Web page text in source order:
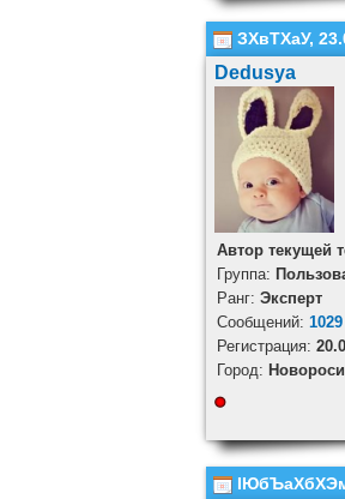
ЗХвТХаУ,
Dedusya
Автор текущей
Группа:
Ранг: Эксперт
Cообщений: 1029
Регистрация:
Город: